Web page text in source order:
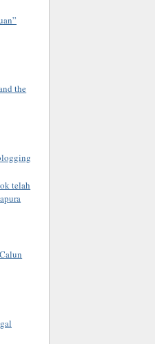
the
telah